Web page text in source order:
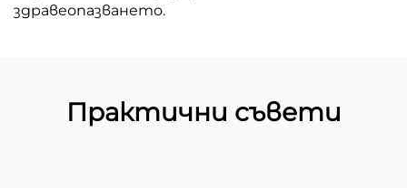
здравеопазването.
Практични съвети